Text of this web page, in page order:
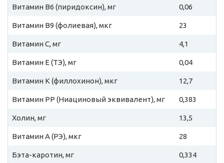
Витамин B6 (пиридоксин), мг 0,06
Витамин B9 (фолиевая), мкг 23
Витамин C, мг 4,1
Витамин E (ТЭ), мг 0,04
Витамин К (филлохинон), мкг 12,7
Витамин PP (Ниациновый эквивалент), мг 0,383
Холин, мг 13,5
Витамин A (РЭ), мкг 28
Бэта-каротин, мг 0,334